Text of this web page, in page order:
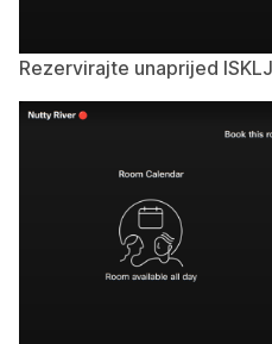
Rezervirajte unaprijed